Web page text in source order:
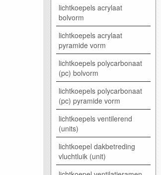
lichtkoepels acrylaat
bolvorm
lichtkoepels acrylaat
pyramide vorm
lichtkoepels polycarbonaat
(pc) bolvorm
lichtkoepels polycarbonaat
(pc) pyramide vorm
lichtkoepels ventilerend
(units)
lichtkoepel dakbetreding
vluchtluik (unit)